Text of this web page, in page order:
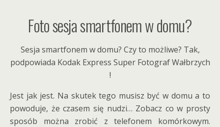
Foto sesja smartfonem w domu?
Sesja smartfonem w domu? Czy to możliwe? Tak,
podpowiada Kodak Express Super Fotograf Wałbrzych
!
Jest jak jest. Na skutek tego musisz być w domu a to
powoduje, że czasem się nudzi… Zobacz co w prosty
sposób można zrobić z telefonem komórkowym.